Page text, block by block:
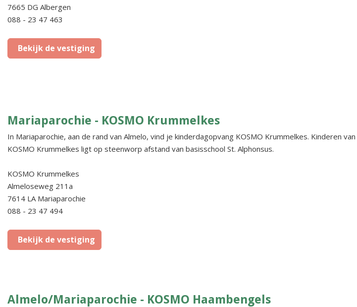
7665 DG Albergen
088 - 23 47 463
Bekijk de vestiging
Mariaparochie - KOSMO Krummelkes
In Mariaparochie, aan de rand van Almelo, vind je kinderdagopvang KOSMO Krummelkes. Kinderen
KOSMO Krummelkes ligt op steenworp afstand van basisschool St. Alphonsus.
KOSMO Krummelkes
Almeloseweg 211a
7614 LA Mariaparochie
088 - 23 47 494
Bekijk de vestiging
Almelo/Mariaparochie - KOSMO Haambengels